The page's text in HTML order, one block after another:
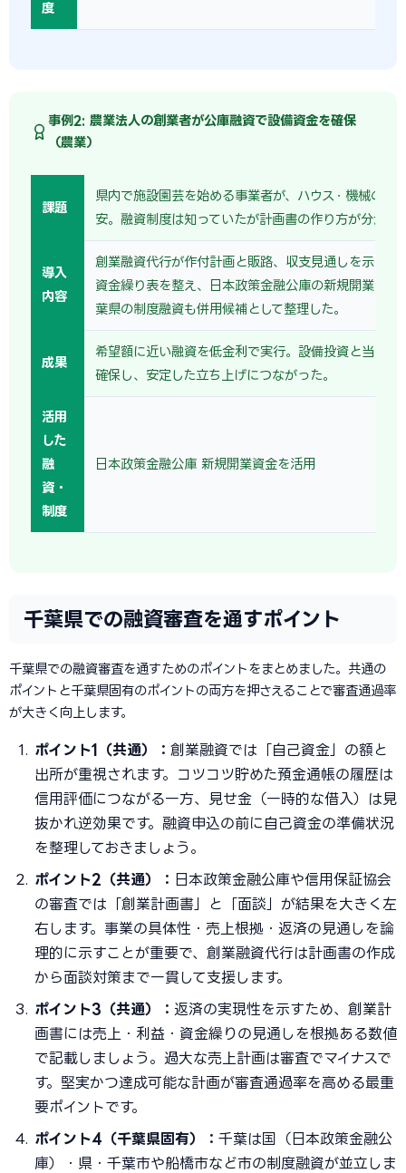
度
事例2: 農業法人の創業者が公庫融資で設備資金を確保
（農業）
課題
県内で施設園芸を始める事業者が、ハウス・機械の設
安。融資制度は知っていたが計画書の作り方が分から
導入
内容
創業融資代行が作付計画と販路、収支見通しを示す創
資金繰り表を整え、日本政策金融公庫の新規開業資金
葉県の制度融資も併用候補として整理した。
成果
希望額に近い融資を低金利で実行。設備投資と当面の
確保し、安定した立ち上げにつながった。
活用
した
融
資・
制度
日本政策金融公庫 新規開業資金を活用
千葉県での融資審査を通すポイント
千葉県での融資審査を通すためのポイントをまとめました。共通の
ポイントと千葉県固有のポイントの両方を押さえることで審査通過率
が大きく向上します。
ポイント1（共通）： 創業融資では「自己資金」の額と
出所が重視されます。コツコツ貯めた預金通帳の履歴は
信用評価につながる一方、見せ金（一時的な借入）は見
抜かれ逆効果です。融資申込の前に自己資金の準備状況
を整理しておきましょう。
ポイント2（共通）： 日本政策金融公庫や信用保証協会
の審査では「創業計画書」と「面談」が結果を大きく左
右します。事業の具体性・売上根拠・返済の見通しを論
理的に示すことが重要で、創業融資代行は計画書の作成
から面談対策まで一貫して支援します。
ポイント3（共通）： 返済の実現性を示すため、創業計
画書には売上・利益・資金繰りの見通しを根拠ある数値
で記載しましょう。過大な売上計画は審査でマイナスで
す。堅実かつ達成可能な計画が審査通過率を高める最重
要ポイントです。
ポイント4（千葉県固有）： 千葉は国（日本政策金融公
庫）・県・千葉市や船橋市など市の制度融資が並立しま